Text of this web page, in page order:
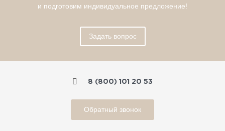
и подготовим индивидуальное предложение!
Задать вопрос
8 (800) 101 20 53
Обратный звонок